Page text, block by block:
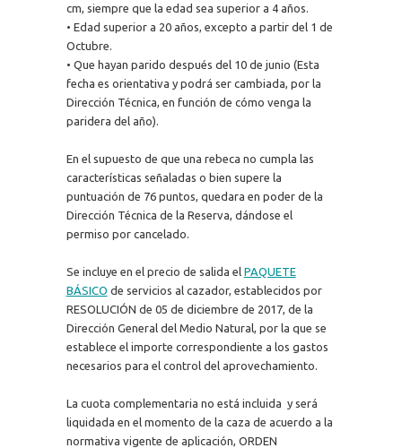
cm, siempre que la edad sea superior a 4 años.
• Edad superior a 20 años, excepto a partir del 1 de
Octubre.
• Que hayan parido después del 10 de junio (Esta
fecha es orientativa y podrá ser cambiada, por la
Dirección Técnica, en función de cómo venga la
paridera del año).
En el supuesto de que una rebeca no cumpla las
características señaladas o bien supere la
puntuación de 76 puntos, quedara en poder de la
Dirección Técnica de la Reserva, dándose el
permiso por cancelado.
Se incluye en el precio de salida el PAQUETE
BÁSICO de servicios al cazador, establecidos por
RESOLUCIÓN de 05 de diciembre de 2017, de la
Dirección General del Medio Natural, por la que se
establece el importe correspondiente a los gastos
necesarios para el control del aprovechamiento.
La cuota complementaria no está incluida y será
liquidada en el momento de la caza de acuerdo a la
normativa vigente de aplicación, ORDEN